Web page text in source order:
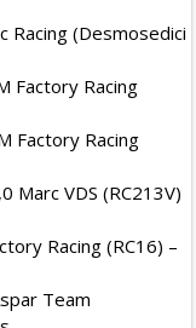
Racing (Desmosedici
Factory Racing
Factory Racing
Marc VDS (RC213V)
Racing (RC16) –
Team